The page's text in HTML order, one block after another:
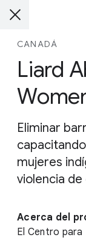
CANADÁ
Liard
Eliminar
mujeres
violencia
Acerca del
El Centro para